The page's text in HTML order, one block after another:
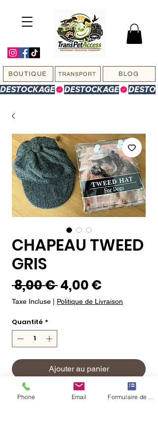
DESTOCKAGE
BOUTIQUE TRANSPORT BLOG
CHAPEAU TWEED
GRIS
8,00 € Prix
original
4,00 €
Taxe Incluse Politique de Livraison
Quantité *
Ajouter au panier
Commander et payer
Phone Email